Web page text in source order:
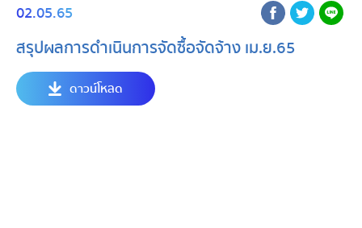
02.05.65
สรุปผลการดำเนินการจัดซื้อจัดจ้าง เม.ย.65
ดาวน์โหลด